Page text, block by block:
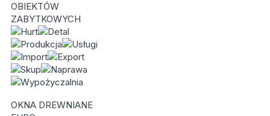
OBIEKTÓW
ZABYTKOWYCH
OKNA DREWNIANE